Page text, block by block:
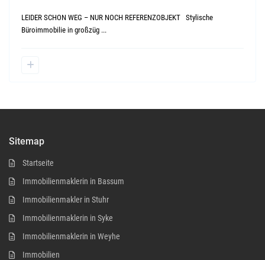
LEIDER SCHON WEG – NUR NOCH REFERENZOBJEKT Stylische
Büroimmobilie in großzüg ...
Sitemap
Startseite
Immobilienmaklerin in Bassum
Immobilienmakler in Stuhr
Immobilienmaklerin in Syke
Immobilienmaklerin in Weyhe
Immobilien